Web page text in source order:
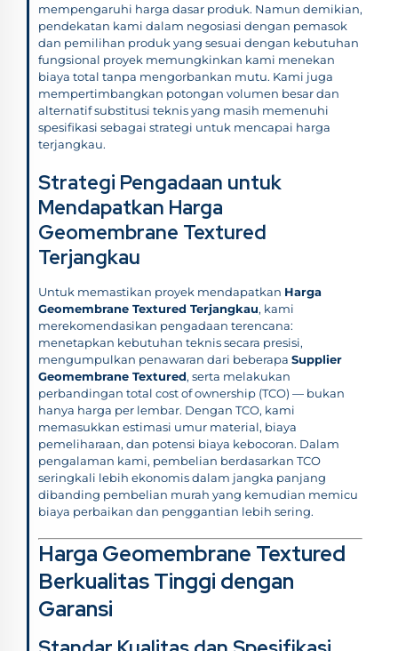
mempengaruhi harga dasar produk. Namun demikian,
pendekatan kami dalam negosiasi dengan pemasok
dan pemilihan produk yang sesuai dengan kebutuhan
fungsional proyek memungkinkan kami menekan
biaya total tanpa mengorbankan mutu. Kami juga
mempertimbangkan potongan volumen besar dan
alternatif substitusi teknis yang masih memenuhi
spesifikasi sebagai strategi untuk mencapai harga
terjangkau.
Strategi Pengadaan untuk
Mendapatkan Harga
Geomembrane Textured
Terjangkau
Untuk memastikan proyek mendapatkan Harga
Geomembrane Textured Terjangkau, kami
merekomendasikan pengadaan terencana:
menetapkan kebutuhan teknis secara presisi,
mengumpulkan penawaran dari beberapa Supplier
Geomembrane Textured, serta melakukan
perbandingan total cost of ownership (TCO) — bukan
hanya harga per lembar. Dengan TCO, kami
memasukkan estimasi umur material, biaya
pemeliharaan, dan potensi biaya kebocoran. Dalam
pengalaman kami, pembelian berdasarkan TCO
seringkali lebih ekonomis dalam jangka panjang
dibanding pembelian murah yang kemudian memicu
biaya perbaikan dan penggantian lebih sering.
Harga Geomembrane Textured
Berkualitas Tinggi dengan
Garansi